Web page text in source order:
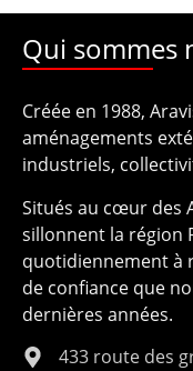
Qui sommes
Créée en 1988,
aménagements
industriels,
Situés au cœur des
sillonnent la région
quotidiennement à
de confiance que
dernières années.
433 route des